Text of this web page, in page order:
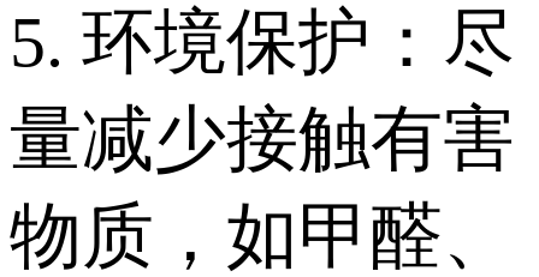
5. 环境保护：尽
量减少接触有害
物质，如甲醛、